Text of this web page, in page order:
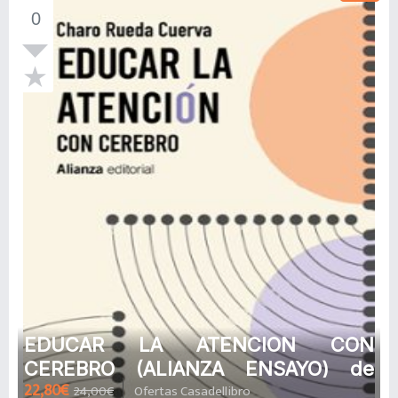
0
EDUCAR LA ATENCION CON
CEREBRO (ALIANZA ENSAYO) de
MARIA DEL ROSARIO RUEDA CUERVA
22,80€ 24,00€ Ofertas Casadellibro